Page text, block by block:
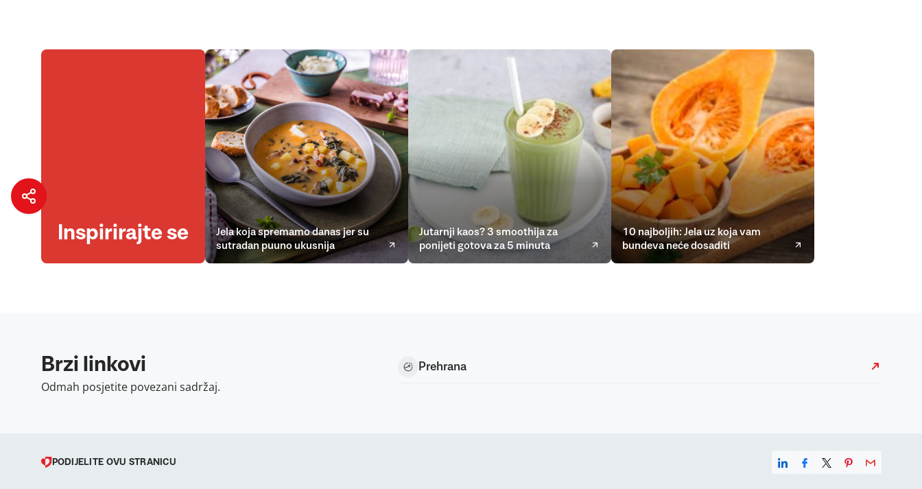
Inspirirajte se
Jela koja spremamo danas jer su
sutradan puuno ukusnija
Jutarnji kaos? 3 smoothija za
ponijeti gotova za 5 minuta
10 najboljih: Jela uz koja vam
bundeva neće dosaditi
Brzi linkovi
Odmah posjetite povezani sadržaj.
Prehrana
PODIJELITE OVU STRANICU